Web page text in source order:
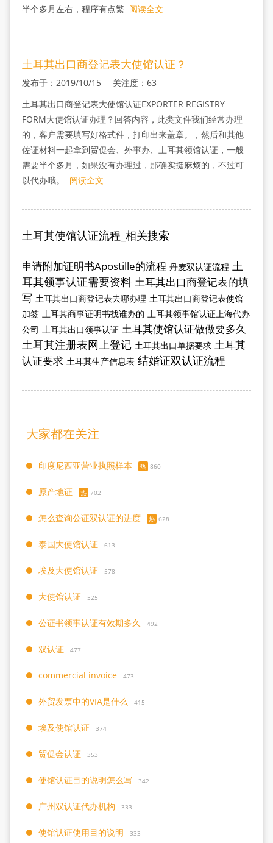
半个多月左右，程序有点繁 阅读全文
土耳其出口商登记表大使馆认证？
发布于：2019/10/15 关注度：63
土耳其出口商登记表大使馆认证EXPORTER REGISTRY
FORM大使馆认证办理？回答内容，此类文件我们经常办理
的，客户需要填写好格式件，打印出来盖章。，然后和其他
佐证材料一起拿到贸促会、外事办、土耳其领馆认证，一般
需要半个多月，如果没有办理过，那确实挺麻烦的，不过可
以代办哦。
阅读全文
土耳其使馆认证流程_相关搜索
申请附加证明书Apostille的流程 丹麦双认证流程 土
耳其领事认证需要资料 土耳其出口商登记表的填
写 土耳其出口商登记表去哪办理 土耳其出口商登记表使馆
加签 土耳其商事证明书找谁办的 土耳其领事馆认证上海代办
公司 土耳其出口领事认证 土耳其使馆认证做做要多久
土耳其注册表网上登记 土耳其出口单据要求 土耳其
认证要求 土耳其生产信息表 结婚证双认证流程
大家都在关注
印度尼西亚营业执照样本 热 860
原产地证 热 702
怎么查询公证双认证的进度 热 628
泰国大使馆认证 613
埃及大使馆认证 578
大使馆认证 525
公证书领事认证有效期多久 492
双认证 477
commercial invoice 473
外贸发票中的VIA是什么 415
埃及使馆认证 374
贸促会认证 353
使馆认证目的说明怎么写 342
广州双认证代办机构 333
使馆认证使用目的说明 333